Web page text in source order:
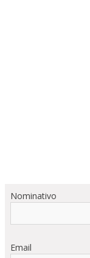
Nominativo
Email